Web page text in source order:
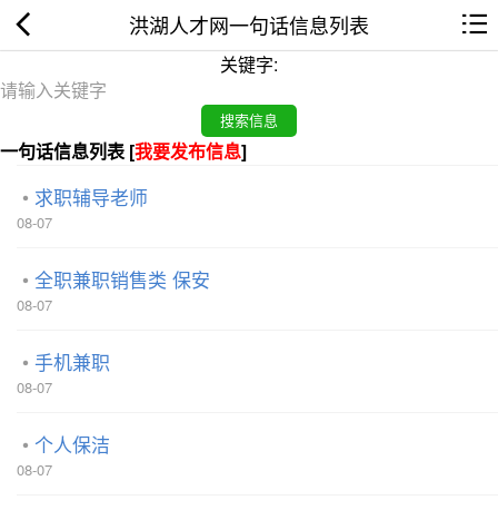
洪湖人才网一句话信息列表
关键字:
一句话信息列表 [我要发布信息]
求职辅导老师
08-07
全职兼职销售类 保安
08-07
手机兼职
08-07
个人保洁
08-07